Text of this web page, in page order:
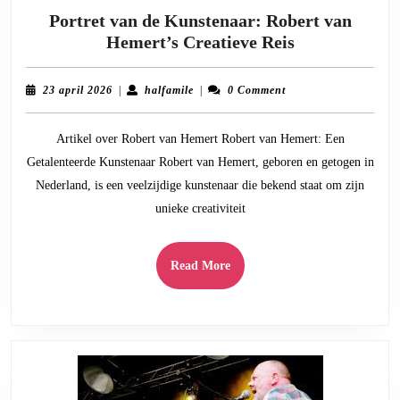
Portret van de Kunstenaar: Robert van
Hemert’s Creatieve ReisPortret
van
van
Hemert’s
Creatieve
23 april 2026 23| halfamilehalfamile
| 0 Comment
Artikel over Robert van Hemert Robert van Hemert: Een
Getalenteerde Kunstenaar Robert van Hemert, geboren en getogen in
Nederland, is een veelzijdige kunstenaar die bekend staat om zijn
unieke creativiteit
Read MoreRead
More